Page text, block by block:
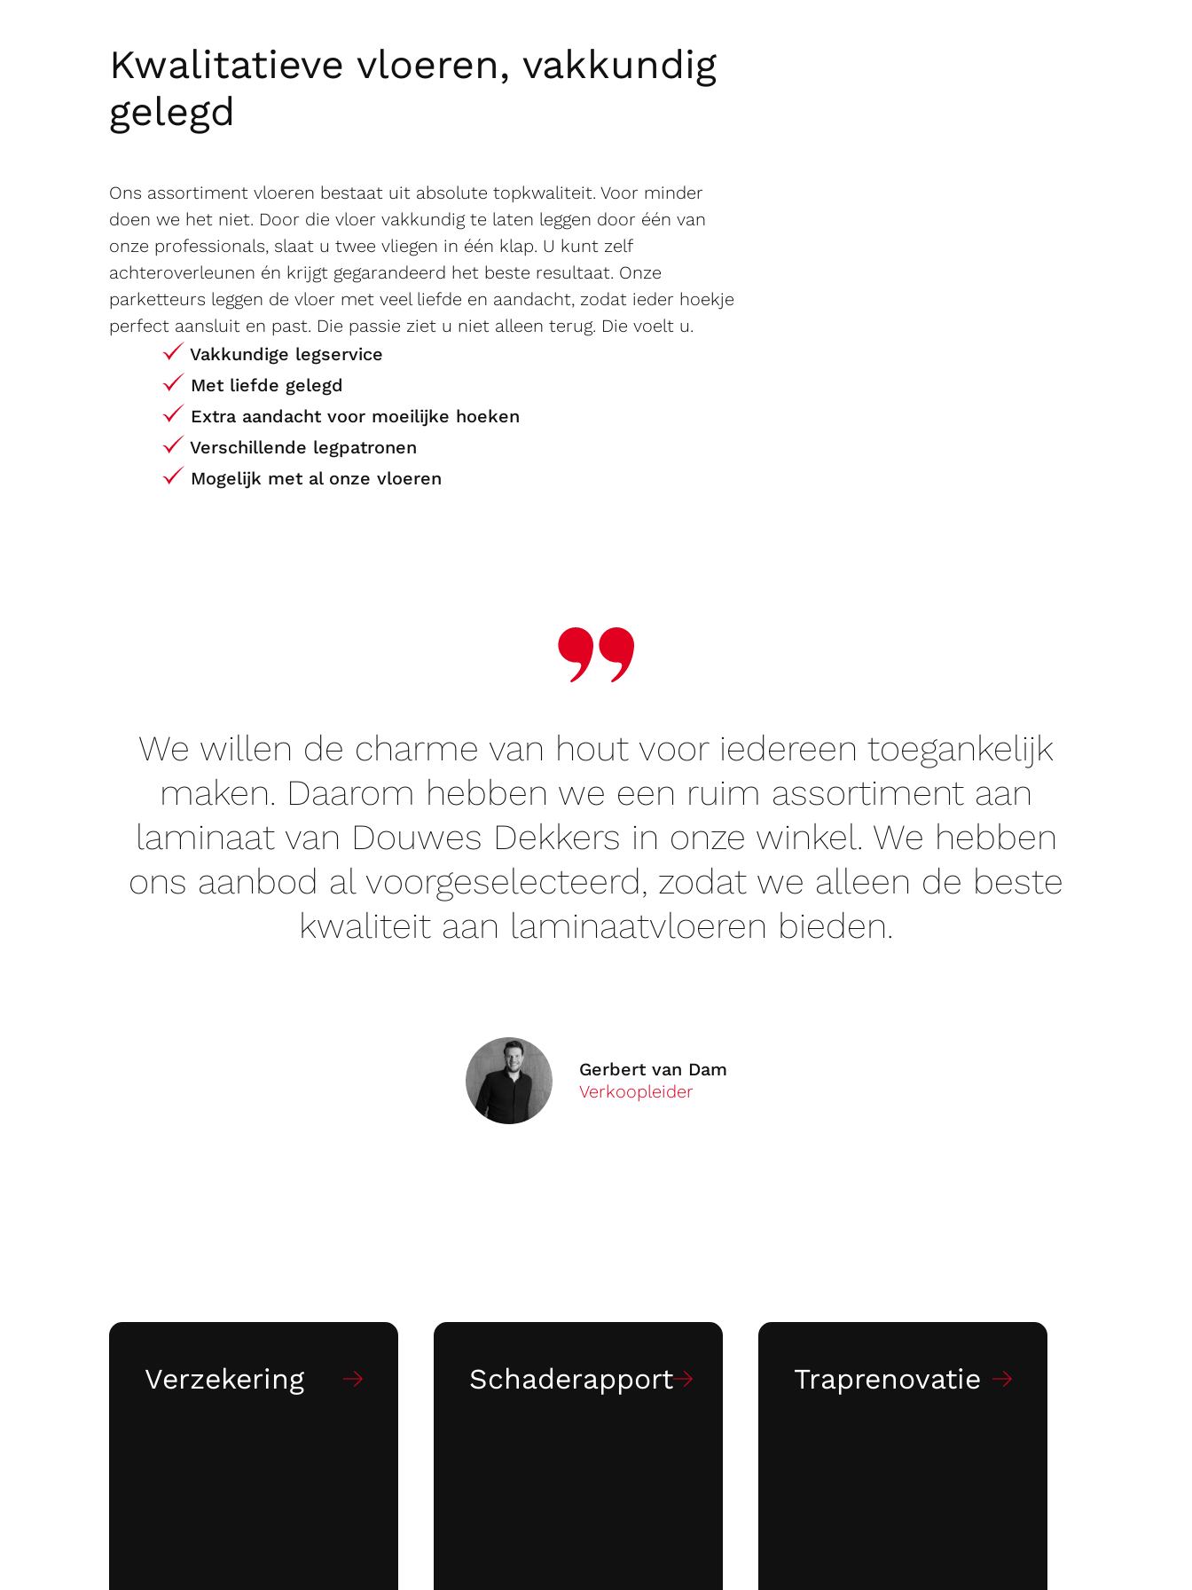
Kwalitatieve vloeren, vakkundig
gelegd
Ons assortiment vloeren bestaat uit absolute topkwaliteit. Voor minder
doen we het niet. Door die vloer vakkundig te laten leggen door één van
onze professionals, slaat u twee vliegen in één klap. U kunt zelf
achteroverleunen én krijgt gegarandeerd het beste resultaat. Onze
parketteurs leggen de vloer met veel liefde en aandacht, zodat ieder hoekje
perfect aansluit en past. Die passie ziet u niet alleen terug. Die voelt u.
Vakkundige legservice
Met liefde gelegd
Extra aandacht voor moeilijke hoeken
Verschillende legpatronen
Mogelijk met al onze vloeren
We willen de charme van hout voor iedereen toegankelijk
maken. Daarom hebben we een ruim assortiment aan
laminaat van Douwes Dekkers in onze winkel. We hebben
ons aanbod al voorgeselecteerd, zodat we alleen de beste
kwaliteit aan laminaatvloeren bieden.
Gerbert van Dam
Verkoopleider
Verzekering Schaderapport Traprenovatie